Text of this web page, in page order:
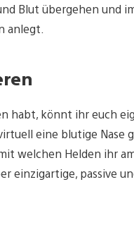
Blut übergehen und
anlegt.
habt, könnt ihr euch
eine blutige Nase
welchen Helden ihr
einzigartige, passive